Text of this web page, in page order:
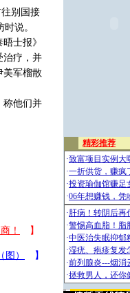
别国接
说。
士报》
治疗，并
美军榴散
他们并